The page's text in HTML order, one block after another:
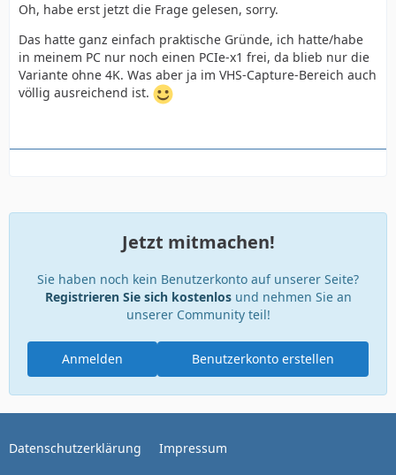
Oh, habe erst jetzt die Frage gelesen, sorry.
Das hatte ganz einfach praktische Gründe, ich hatte/habe
in meinem PC nur noch einen PCIe-x1 frei, da blieb nur die
Variante ohne 4K. Was aber ja im VHS-Capture-Bereich auch
völlig ausreichend ist.
Jetzt mitmachen!
Sie haben noch kein Benutzerkonto auf unserer Seite?
Registrieren Sie sich kostenlosund nehmen Sie an
unserer Community teil!
Benutzerkonto erstellen
Anmelden
Datenschutzerklärung Impressum